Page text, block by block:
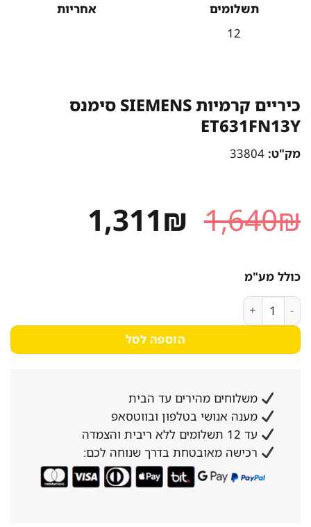
תשלומים
12
אחריות
כיריים קרמיות SIEMENS סימנס
ET631FN13Y
מק"ט:33804
1,640₪ המחיר
המקורי
1,311₪ המחיר
כולל מע"מ
כמות של כיריים קרמיות SIEMENS סימנס ET631FN13Y
הוספה לסל
משלוחים מהירים עד הבית
מענה אנושי בטלפון ובווטסאפ
עד 12 תשלומים ללא ריבית והצמדה
רכישה מאובטחת בדרך שנוחה לכם: